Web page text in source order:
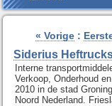
« Vorige:
Siderius
Interne
Verkoop, Onderhoud
2010 in de stad
Noord Nederland.